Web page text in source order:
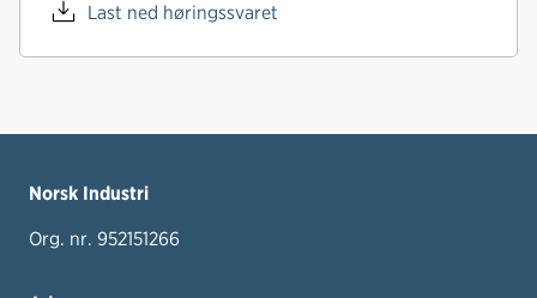
k
n
Last ned høringssvaret
Norsk Industri
Org. nr. 952151266